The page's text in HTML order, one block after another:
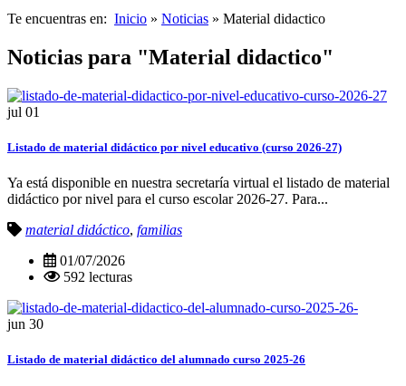
Te encuentras en: Inicio » Noticias » Material didactico
Noticias para "Material didactico"
jul 01
Listado de material didáctico por nivel educativo (curso 2026-27)
Ya está disponible en nuestra secretaría virtual el listado de material
didáctico por nivel para el curso escolar 2026-27. Para...
material didáctico, familias
01/07/2026
592 lecturas
jun 30
Listado de material didáctico del alumnado curso 2025-26